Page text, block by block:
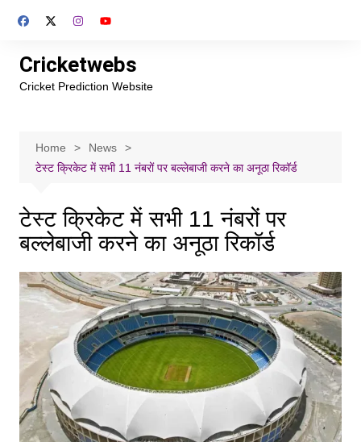
Cricketwebs
Cricket Prediction Website
Home
News
टेस्ट क्रिकेट में सभी 11 नंबरों पर बल्लेबाजी करने का अनूठा रिकॉर्ड
टेस्ट क्रिकेट में सभी 11 नंबरों पर
बल्लेबाजी करने का अनूठा रिकॉर्ड